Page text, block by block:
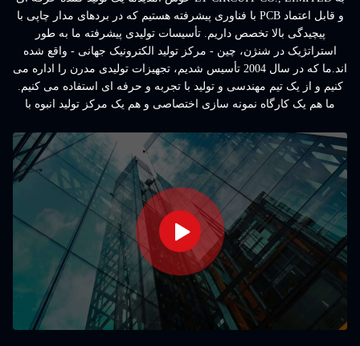
و قابل اعتماد PCB با فناوری پیشرفته هستیم که در بردهای مدار چاپی با
پیچیدگی بالا تخصص داریم. تأسیسات تولیدی پیشرفته ما به طور
استراتژیک در شنژن، چین - مرکز تولید الکترونیک جهانی - واقع شده
اند.ما که در سال 2004 تأسیس شدیم، تجهیزات تولیدی مدرن را اداره می
کنیم و از یک تیم مهندسی و تولید با تجربه و حرفه ای استفاده می کنیم.
ما هم یک کارگاه نمونه سازی اختصاصی و هم یک مرکز تولید انبوه با